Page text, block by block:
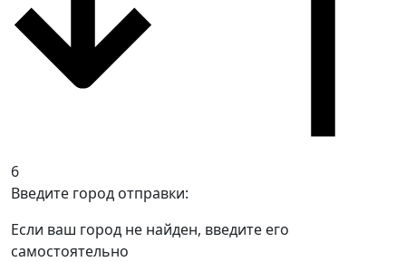
6
Введите город отправки:
Если ваш город не найден, введите его
самостоятельно